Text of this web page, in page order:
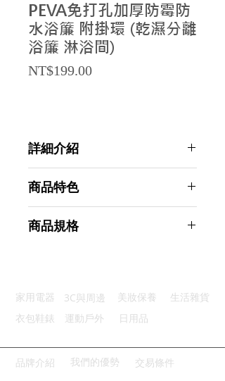
PEVA免打孔加厚防霉防
水浴簾 附掛環 (乾濕分離
浴簾 淋浴間)
NT$199.00Price
詳細介紹
商品特色
防水功能：清洗方便易擦拭快速乾
商品規格
主要材質：PEVA
商品尺寸：29*22*1cm
產地名稱：中國大陸
代理商：亞桓有限公司
家用電器 3C與周邊 美妝保養
生活雜貨
衣包鞋錶
運動戶外 日用品
品牌介紹 我們的優勢 交易條件